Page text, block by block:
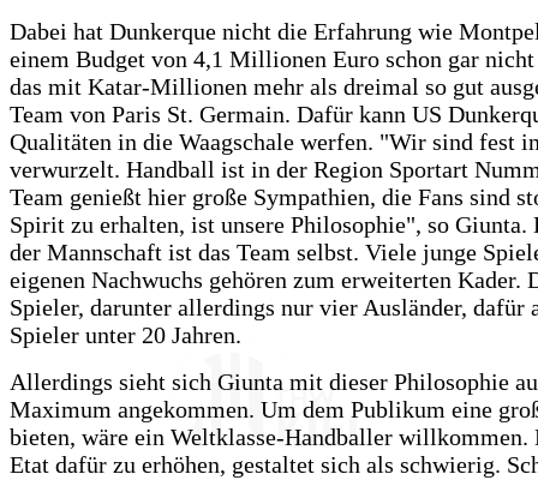
Dabei hat Dunkerque nicht die Erfahrung wie
einem Budget von 4,1 Millionen Euro schon gar
das mit Katar-Millionen mehr als dreimal so gut
Team von Paris St. Germain. Dafür kann US
Qualitäten in die Waagschale werfen. "Wir sind fest
verwurzelt. Handball ist in der Region Sportart
Team genießt hier große Sympathien, die Fans sind
Spirit zu erhalten, ist unsere Philosophie", so Giunta.
der Mannschaft ist das Team selbst. Viele junge
eigenen Nachwuchs gehören zum erweiterten Kader.
Spieler, darunter allerdings nur vier Ausländer, dafür
Spieler unter 20 Jahren.
Allerdings sieht sich Giunta mit dieser Philosophie
Maximum angekommen. Um dem Publikum eine
bieten, wäre ein Weltklasse-Handballer willkommen.
Etat dafür zu erhöhen, gestaltet sich als schwierig.